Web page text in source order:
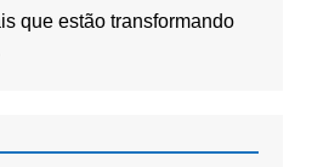
que estão transformando